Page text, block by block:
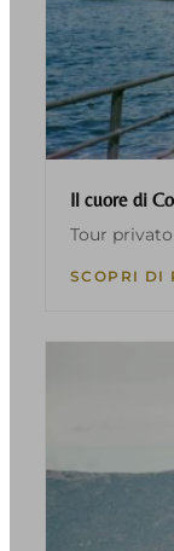
Il cuore di
Tour
SCOPRI DI